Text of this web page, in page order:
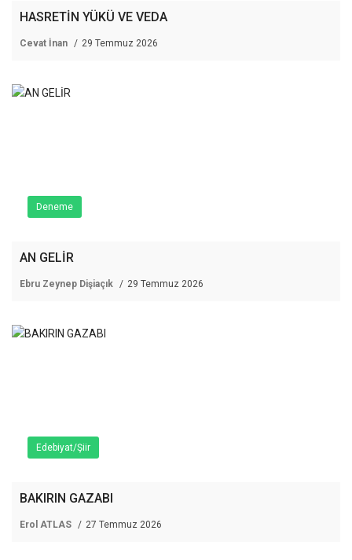
HASRETİN YÜKÜ VE VEDA
Cevat İnan 29 Temmuz 2026
Deneme
AN GELİR
Ebru Zeynep Dişiaçık 29 Temmuz 2026
Edebiyat/Şiir
BAKIRIN GAZABI
Erol ATLAS 27 Temmuz 2026